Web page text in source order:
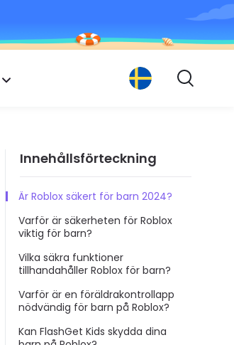
Innehållsförteckning
Är Roblox säkert för barn 2024?
Varför är säkerheten för Roblox
viktig för barn?
Vilka säkra funktioner
tillhandahåller Roblox för barn?
Varför är en föräldrakontrollapp
nödvändig för barn på Roblox?
Kan FlashGet Kids skydda dina